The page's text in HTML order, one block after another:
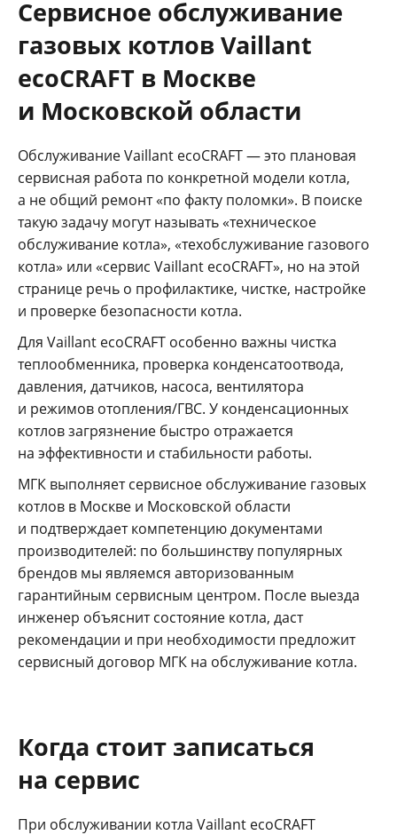
Сервисное обслуживание
газовых котлов Vaillant
ecoCRAFT в Москве
и Московской области
Обслуживание Vaillant ecoCRAFT — это плановая
сервисная работа по конкретной модели котла,
а не общий ремонт «по факту поломки». В поиске
такую задачу могут называть «техническое
обслуживание котла», «техобслуживание газового
котла» или «сервис Vaillant ecoCRAFT», но на этой
странице речь о профилактике, чистке, настройке
и проверке безопасности котла.
Для Vaillant ecoCRAFT особенно важны чистка
теплообменника, проверка конденсатоотвода,
давления, датчиков, насоса, вентилятора
и режимов отопления/ГВС. У конденсационных
котлов загрязнение быстро отражается
на эффективности и стабильности работы.
МГК выполняет сервисное обслуживание газовых
котлов в Москве и Московской области
и подтверждает компетенцию документами
производителей: по большинству популярных
брендов мы являемся авторизованным
гарантийным сервисным центром. После выезда
инженер объяснит состояние котла, даст
рекомендации и при необходимости предложит
сервисный договор МГК на обслуживание котла.
Когда стоит записаться
на сервис
При обслуживании котла Vaillant ecoCRAFT